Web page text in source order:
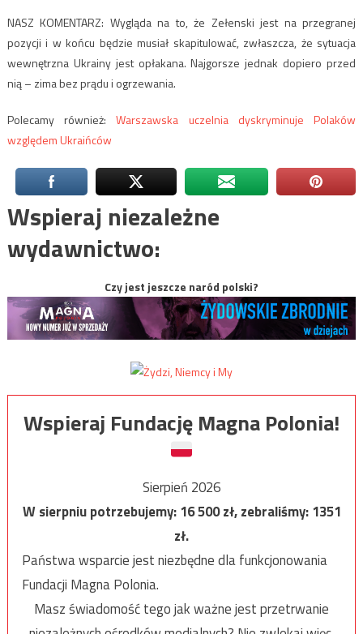
NASZ KOMENTARZ: Wygląda na to, że Zełenski jest na przegranej
pozycji i w końcu będzie musiał skapitulować, zwłaszcza, że sytuacja
wewnętrzna Ukrainy jest opłakana. Najgorsze jednak dopiero przed
nią – zima bez prądu i ogrzewania.
Polecamy również:Warszawska uczelnia dyskryminuje Polaków
względem Ukraińców
Wspieraj niezależne
wydawnictwo:
Czy jest jeszcze naród polski?
Wspieraj Fundację Magna Polonia!
Sierpień 2026
W sierpniu potrzebujemy:16 500zł, zebraliśmy:1351
zł.
Państwa wsparcie jest niezbędne dla funkcjonowania
Fundacji Magna Polonia.
Masz świadomość tego jak ważne jest przetrwanie